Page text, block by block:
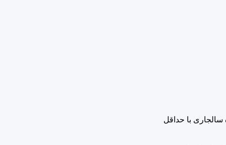
به جز ارگان‌های خدماتی، درمانی و امدادی تا ۱۵ فروردین‌ماه سالجاری با حداقل